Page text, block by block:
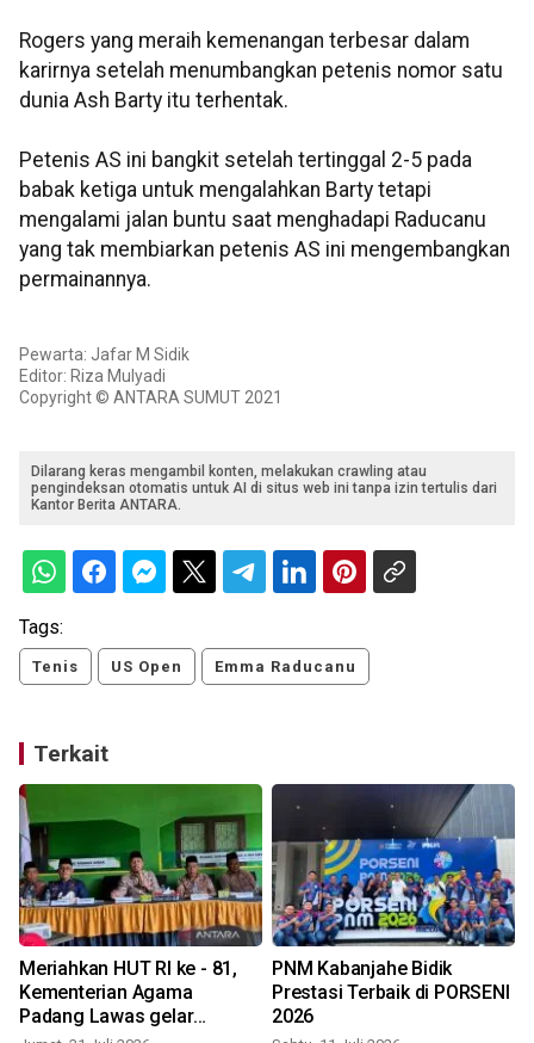
Rogers yang meraih kemenangan terbesar dalam
karirnya setelah menumbangkan petenis nomor satu
dunia Ash Barty itu terhentak.
Petenis AS ini bangkit setelah tertinggal 2-5 pada
babak ketiga untuk mengalahkan Barty tetapi
mengalami jalan buntu saat menghadapi Raducanu
yang tak membiarkan petenis AS ini mengembangkan
permainannya.
Pewarta: Jafar M Sidik
Editor: Riza Mulyadi
Copyright © ANTARA SUMUT 2021
Dilarang keras mengambil konten, melakukan crawling atau
pengindeksan otomatis untuk AI di situs web ini tanpa izin tertulis dari
Kantor Berita ANTARA.
Tags:
Tenis US Open Emma Raducanu
Terkait
Meriahkan HUT RI ke - 81,
Kementerian Agama
Padang Lawas gelar
PNM Kabanjahe Bidik
Prestasi Terbaik di PORSENI
2026